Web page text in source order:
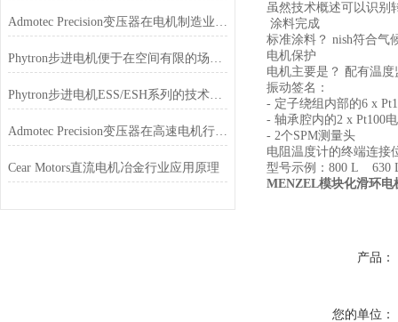
Admotec Precision变压器在电机制造业的应用
Phytron步进电机便于在空间有限的场合安装和使用
Phytron步进电机ESS/ESH系列的技术特点
Admotec Precision变压器在高速电机行业的应用特点
Cear Motors直流电机冶金行业应用原理
虽然技术概述可以识别
涂料完成
标准涂料？ nish符合气
电机保护
电机主要是？ 配有温
振动签名：
- 定子绕组内部的6 x
- 轴承腔内的2 x Pt100
- 2个SPM测量头
电阻温度计的终端连接
型号示例：800 L
MENZEL模块化滑环电
产品：
您的单位：